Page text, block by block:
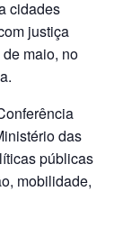
cidades
justiça
maio, no
das
públicas
mobilidade,